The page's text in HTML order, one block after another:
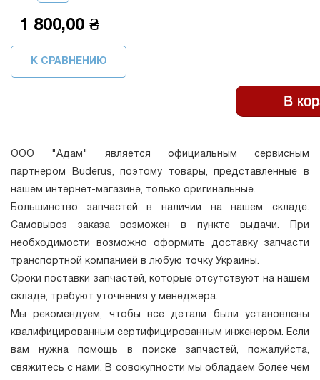
1 800,00 ₴
К СРАВНЕНИЮ
ООО "Адам" является официальным сервисным
партнером Buderus, поэтому товары, представленные в
нашем интернет-магазине, только оригинальные.
Большинство запчастей в наличии на нашем складе.
Самовывоз заказа возможен в пункте выдачи. При
необходимости возможно оформить доставку запчасти
транспортной компанией в любую точку Украины.
Сроки поставки запчастей, которые отсутствуют на нашем
складе, требуют уточнения у менеджера.
Мы рекомендуем, чтобы все детали были установлены
квалифицированным сертифицированным инженером. Если
вам нужна помощь в поиске запчастей, пожалуйста,
свяжитесь с нами. В совокупности мы обладаем более чем